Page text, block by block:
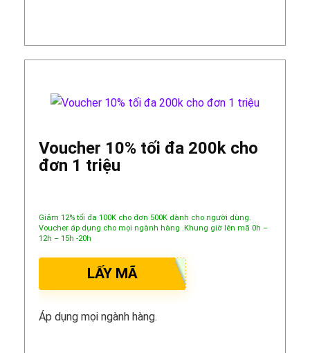
Voucher 10% tối đa 200k cho
đơn 1 triệu
Giảm 12% tối đa 100K cho đơn 500K dành cho người dùng.
Voucher áp dụng cho mọi ngành hàng .Khung giờ lên mã 0h –
12h – 15h -20h
LẤY MÃ
Áp dụng mọi ngành hàng.